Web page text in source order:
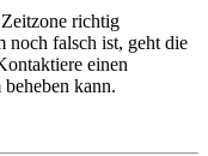
richtig
noch falsch ist, geht die
einen
kann.